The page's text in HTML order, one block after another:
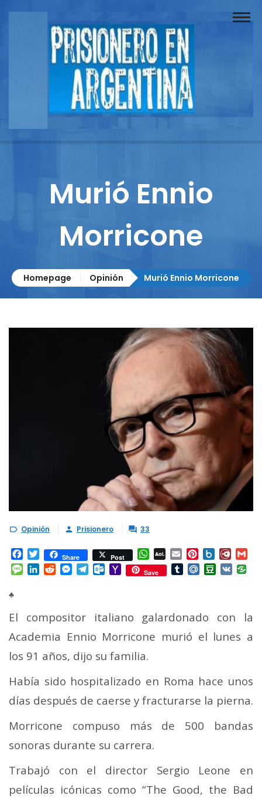
Buscador
Documentos
Reportajes
Columnistas
Murió Ennio
Morricone
Homepage Opinión Murió Ennio Morricone
 Opinión  Prisionero  33
Facebook
TwitterShare Post WhatsApp
AOL
Mail
Email Pinterest
Box.net
Message
LinkedInRedditMessenger
TelegramOutlook.com
YahooSave TumblrMail.RuDouban
VK
♣
El compositor italiano galardonado con la
Academia Ennio Morricone murió el lunes a
los 91 años, dijo su familia.
Había sido hospitalizado en Roma hace unos
días después de caerse y fracturarse la pierna.
Morricone compuso más de 500 bandas
sonoras durante su carrera.
Trabajó con el director Sergio Leone en
películas icónicas como “The Good, the Bad